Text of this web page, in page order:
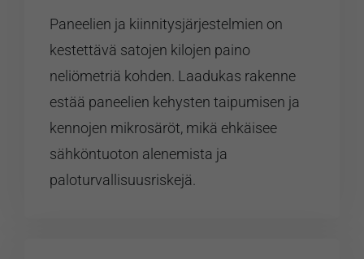
Paneelien ja kiinnitysjärjestelmien on
kestettävä satojen kilojen paino
neliömetriä kohden. Laadukas rakenne
estää paneelien kehysten taipumisen ja
kennojen mikrosäröt, mikä ehkäisee
sähköntuoton alenemista ja
paloturvallisuusriskejä.